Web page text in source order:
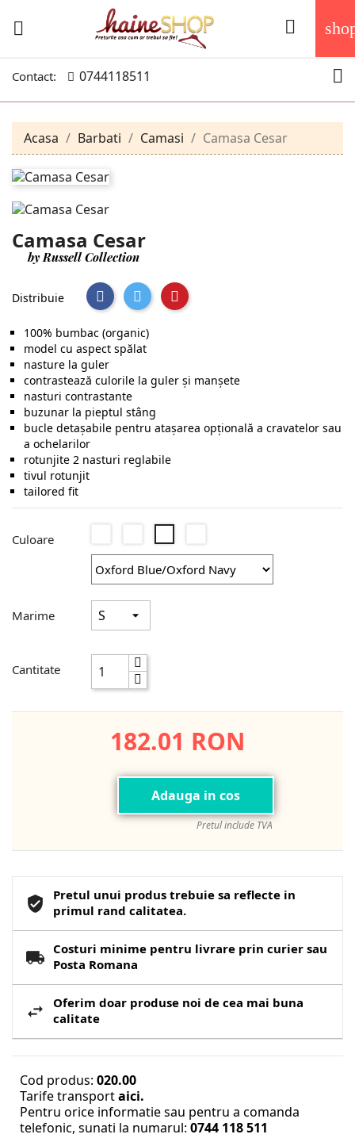
 
Contact: 0744118511 
Acasa Barbati Camasi Camasa Cesar
Camasa Cesar
by Russell Collection
Distribuie
100% bumbac (organic)
model cu aspect spălat
nasture la guler
contrastează culorile la guler și manșete
nasturi contrastante
buzunar la pieptul stâng
bucle detașabile pentru atașarea opțională a cravatelor sau
a ochelarilor
rotunjite 2 nasturi reglabile
tivul rotunjit
tailored fit
Culoare
Navy/Oxford
Blue
Blue/Oxford
Navy
Marime
Cantitate
182.01 RON
Adauga in cos
Pretul include TVA
Pretul unui produs trebuie sa reflecte in
primul rand calitatea.
Costuri minime pentru livrare prin curier sau
Posta Romana
Oferim doar produse noi de cea mai buna
calitate
Cod produs: 020.00
Tarife transportaici.
Pentru orice informatie sau pentru a comanda
telefonic, sunati la numarul: 0744 118 511